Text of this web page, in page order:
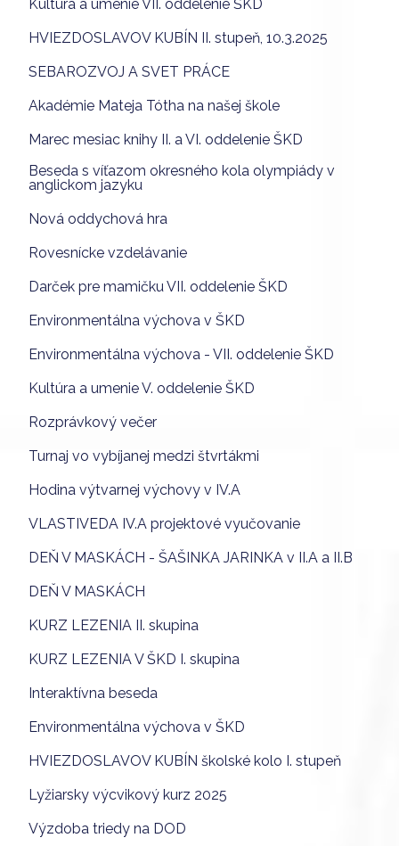
Kultúra a umenie VII. oddelenie ŠKD
HVIEZDOSLAVOV KUBÍN II. stupeň, 10.3.2025
SEBAROZVOJ A SVET PRÁCE
Akadémie Mateja Tótha na našej škole
Marec mesiac knihy II. a VI. oddelenie ŠKD
Beseda s víťazom okresného kola olympiády v
anglickom jazyku
Nová oddychová hra
Rovesnícke vzdelávanie
Darček pre mamičku VII. oddelenie ŠKD
Environmentálna výchova v ŠKD
Environmentálna výchova - VII. oddelenie ŠKD
Kultúra a umenie V. oddelenie ŠKD
Rozprávkový večer
Turnaj vo vybíjanej medzi štvrtákmi
Hodina výtvarnej výchovy v IV.A
VLASTIVEDA IV.A projektové vyučovanie
DEŇ V MASKÁCH - ŠAŠINKA JARINKA v II.A a II.B
DEŇ V MASKÁCH
KURZ LEZENIA II. skupina
KURZ LEZENIA V ŠKD I. skupina
Interaktívna beseda
Environmentálna výchova v ŠKD
HVIEZDOSLAVOV KUBÍN školské kolo I. stupeň
Lyžiarsky výcvikový kurz 2025
Výzdoba triedy na DOD